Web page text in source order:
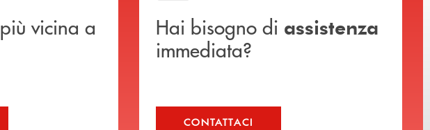
più vicina a
Hai bisogno di assistenza
immediata?
CONTATTACI